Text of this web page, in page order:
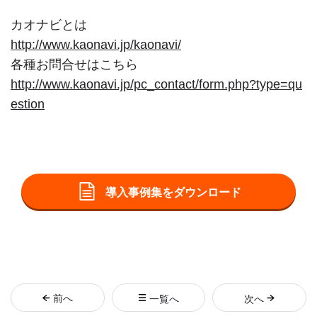
カオナビとは
http://www.kaonavi.jp/kaonavi/
各種お問合せはこちら
http://www.kaonavi.jp/pc_contact/form.php?type=qu
estion
導入事例集をダウンロード
前へ 一覧へ 次へ